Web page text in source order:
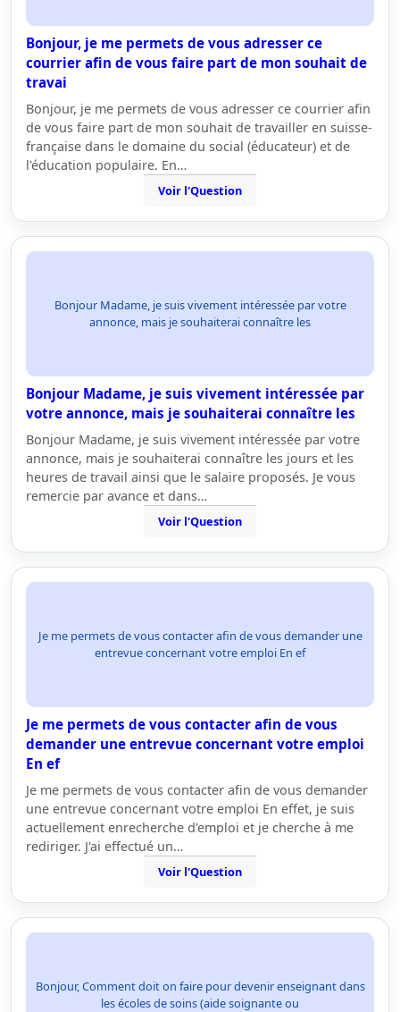
Bonjour, je me permets de vous adresser ce
courrier afin de vous faire part de mon souhait de
travai
Bonjour, je me permets de vous adresser ce courrier afin
de vous faire part de mon souhait de travailler en suisse-
française dans le domaine du social (éducateur) et de
l'éducation populaire. En…
Voir l'Question
Bonjour Madame, je suis vivement intéressée par votre
annonce, mais je souhaiterai connaître les
Bonjour Madame, je suis vivement intéressée par
votre annonce, mais je souhaiterai connaître les
Bonjour Madame, je suis vivement intéressée par votre
annonce, mais je souhaiterai connaître les jours et les
heures de travail ainsi que le salaire proposés. Je vous
remercie par avance et dans…
Voir l'Question
Je me permets de vous contacter afin de vous demander une
entrevue concernant votre emploi En ef
Je me permets de vous contacter afin de vous
demander une entrevue concernant votre emploi
En ef
Je me permets de vous contacter afin de vous demander
une entrevue concernant votre emploi En effet, je suis
actuellement enrecherche d'emploi et je cherche à me
rediriger. J'ai effectué un…
Voir l'Question
Bonjour, Comment doit on faire pour devenir enseignant dans
les écoles de soins (aide soignante ou